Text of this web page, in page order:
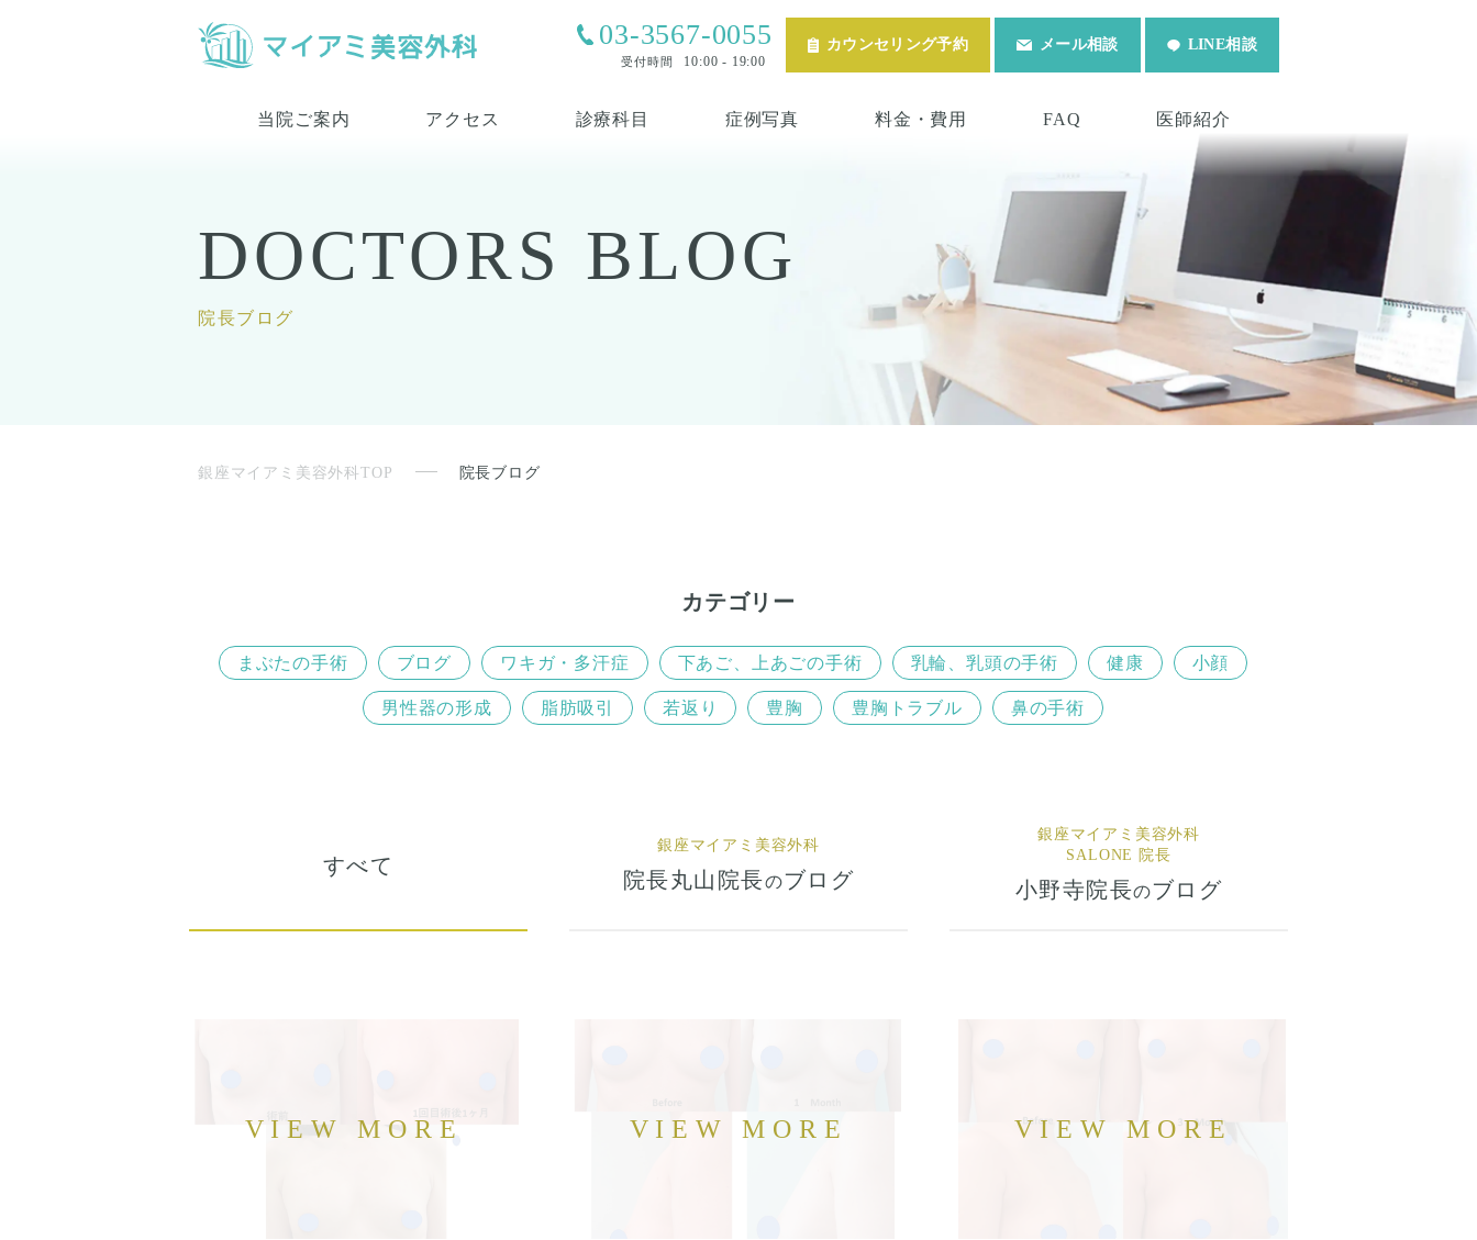
03-3567-0055
受付時間 10:00 - 19:00
カウンセリング予約 メール相談 LINE相談
当院ご案内 アクセス 診療科目 症例写真 料金・費用 FAQ 医師紹介
DOCTORS BLOG
院長ブログ
銀座マイアミ美容外科TOP 院長ブログ
カテゴリー
まぶたの手術 ブログ ワキガ・多汗症 下あご、上あごの手術 乳輪、乳頭の手術 健康 小顔
男性器の形成 脂肪吸引 若返り 豊胸 豊胸トラブル 鼻の手術
すべて
銀座マイアミ美容外科
院長丸山院長のブログ
銀座マイアミ美容外科
SALONE 院長
小野寺院長のブログ